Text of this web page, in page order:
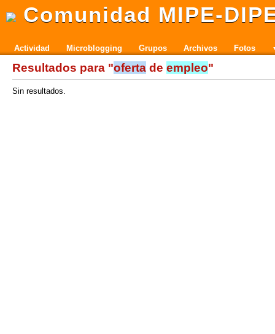
Comunidad MIPE-
Actividad Microblogging Grupos Archivos Fotos
Resultados para "oferta de empleo"
Sin resultados.